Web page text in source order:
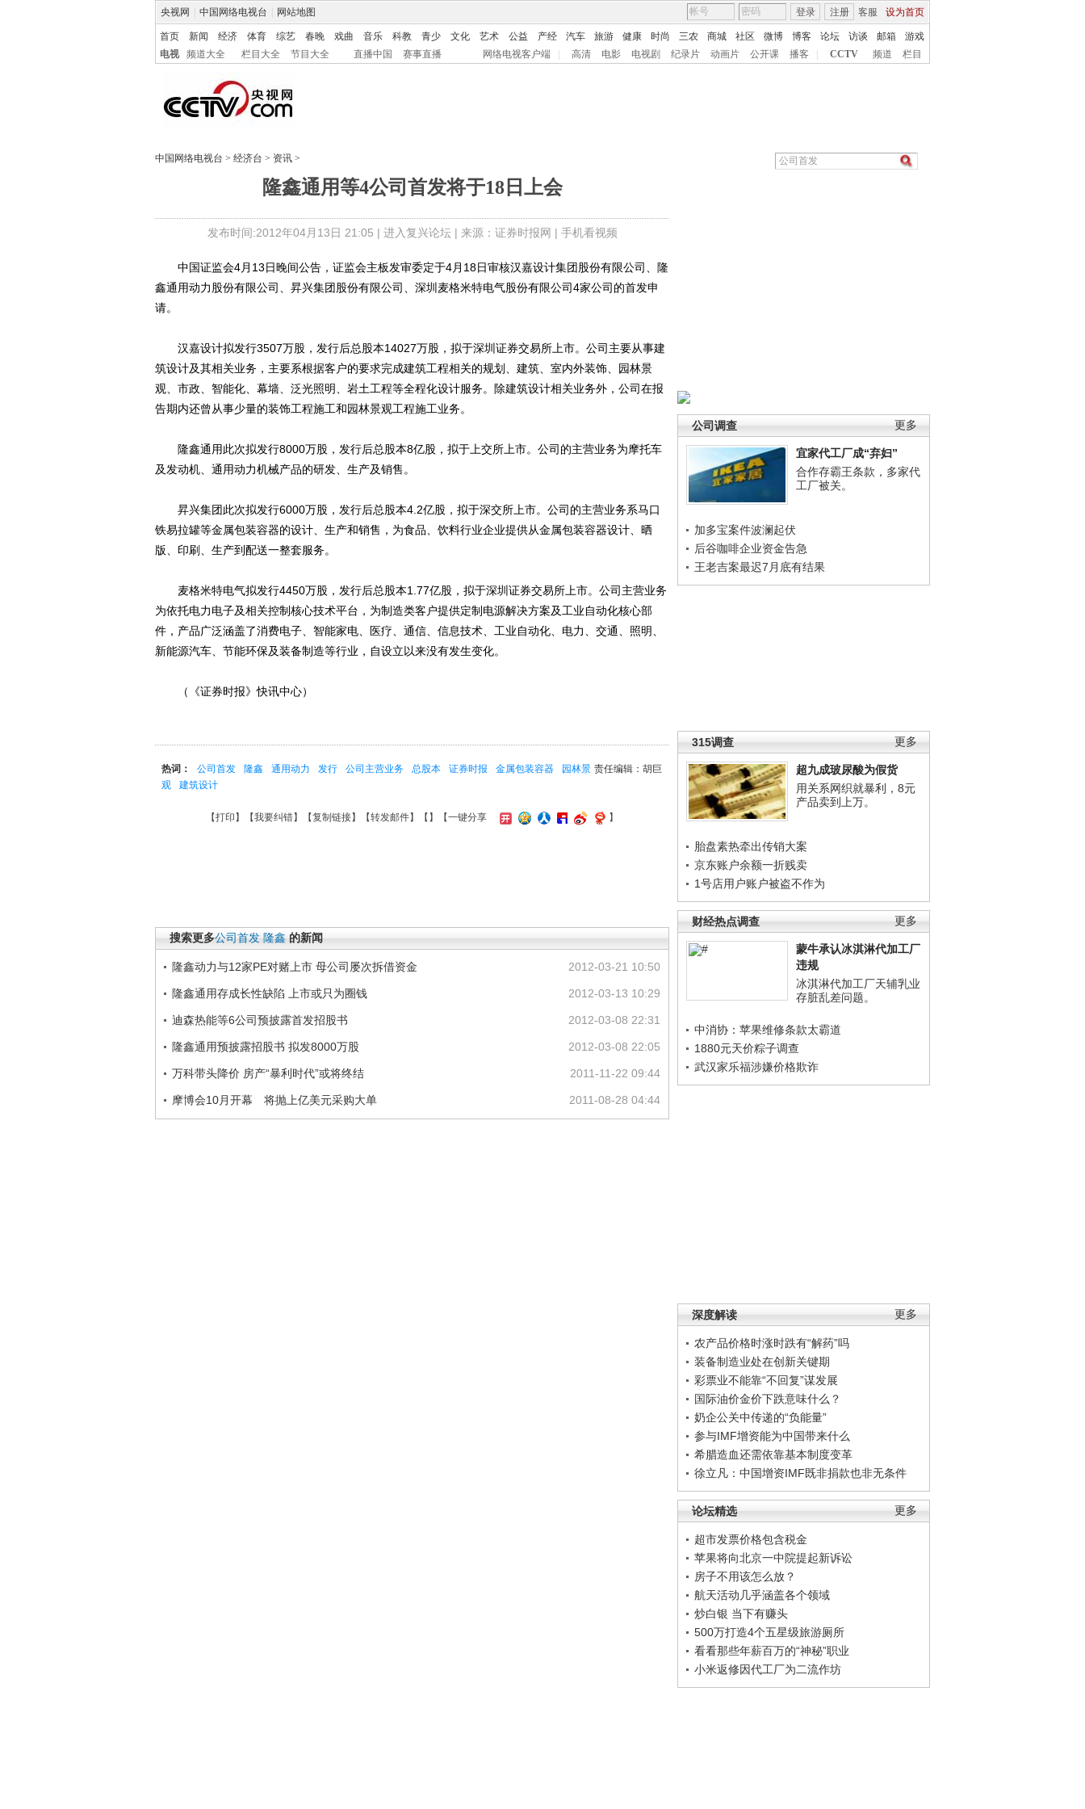
央视网 中国网络电视台 网站地图 客服 设为首页
登录 注册
首页 新闻 经济 体育 综艺 春晚 戏曲 音乐 科教 青少 文化 艺术 公益 产经 汽车 旅游 健康 时尚 三农 商城 社区 微博 博客 论坛 访谈 邮箱
游戏
电视
频道大全 栏目大全 节目大全 直播中国 赛事直播 网络电视客户端 高清 电影 电视剧 纪录片 动画片 公开课 播客 CCTV 频道 栏目
中国网络电视台 > 经济台 > 资讯 >
隆鑫通用等4公司首发将于18日上会
发布时间:2012年04月13日 21:05 | 进入复兴论坛| 来源：证券时报网 | 手机看视频
更多
公司调查
宜家代工厂成“弃妇”
合作存霸王条款，多家代
工厂被关。
加多宝案件波澜起伏
后谷咖啡企业资金告急
王老吉案最迟7月底有结果
更多
315调查
超九成玻尿酸为假货
用关系网织就暴利，8元
产品卖到上万。
胎盘素热牵出传销大案
京东账户余额一折贱卖
1号店用户账户被盗不作为
更多
财经热点调查
蒙牛承认冰淇淋代加工厂
违规
冰淇淋代加工厂天辅乳业
存脏乱差问题。
中消协：苹果维修条款太霸道
1880元天价粽子调查
武汉家乐福涉嫌价格欺诈
更多
深度解读
农产品价格时涨时跌有“解药”吗
装备制造业处在创新关键期
彩票业不能靠“不回复”谋发展
国际油价金价下跌意味什么？
奶企公关中传递的“负能量”
参与IMF增资能为中国带来什么
希腊造血还需依靠基本制度变革
徐立凡：中国增资IMF既非捐款也非无条件
更多
论坛精选
超市发票价格包含税金
苹果将向北京一中院提起新诉讼
房子不用该怎么放？
航天活动几乎涵盖各个领域
炒白银 当下有赚头
500万打造4个五星级旅游厕所
看看那些年薪百万的“神秘”职业
小米返修因代工厂为二流作坊
中国证监会4月13日晚间公告，证监会主板发审委定于4月18日审核汉嘉设计集团股份有限公司、隆
鑫通用动力股份有限公司、昇兴集团股份有限公司、深圳麦格米特电气股份有限公司4家公司的首发申
请。
汉嘉设计拟发行3507万股，发行后总股本14027万股，拟于深圳证券交易所上市。公司主要从事建
筑设计及其相关业务，主要系根据客户的要求完成建筑工程相关的规划、建筑、室内外装饰、园林景
观、市政、智能化、幕墙、泛光照明、岩土工程等全程化设计服务。除建筑设计相关业务外，公司在报
告期内还曾从事少量的装饰工程施工和园林景观工程施工业务。
隆鑫通用此次拟发行8000万股，发行后总股本8亿股，拟于上交所上市。公司的主营业务为摩托车
及发动机、通用动力机械产品的研发、生产及销售。
昇兴集团此次拟发行6000万股，发行后总股本4.2亿股，拟于深交所上市。公司的主营业务系马口
铁易拉罐等金属包装容器的设计、生产和销售，为食品、饮料行业企业提供从金属包装容器设计、晒
版、印刷、生产到配送一整套服务。
麦格米特电气拟发行4450万股，发行后总股本1.77亿股，拟于深圳证券交易所上市。公司主营业务
为依托电力电子及相关控制核心技术平台，为制造类客户提供定制电源解决方案及工业自动化核心部
件，产品广泛涵盖了消费电子、智能家电、医疗、通信、信息技术、工业自动化、电力、交通、照明、
新能源汽车、节能环保及装备制造等行业，自设立以来没有发生变化。
（《证券时报》快讯中心）
责任编辑：胡巨
热词： 公司首发 隆鑫 通用动力 发行 公司主营业务 总股本 证券时报 金属包装容器
园林景
观
建筑设计
【打印 】【我要纠错】【复制链接】【转发邮件】【 】 【一键分享 】
搜索更多公司首发 隆鑫 的新闻
2012-03-21 10:50
隆鑫动力与12家PE对赌上市 母公司屡次拆借资金
2012-03-13 10:29
隆鑫通用存成长性缺陷 上市或只为圈钱
2012-03-08 22:31
迪森热能等6公司预披露首发招股书
2012-03-08 22:05
隆鑫通用预披露招股书 拟发8000万股
2011-11-22 09:44
万科带头降价 房产“暴利时代”或将终结
2011-08-28 04:44
摩博会10月开幕 将抛上亿美元采购大单